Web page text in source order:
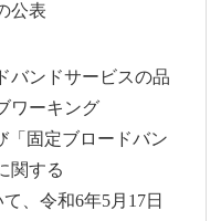
公表
ンドサービスの品
ワーキング
固定ブロードバン
関する
、令和6年5月17日